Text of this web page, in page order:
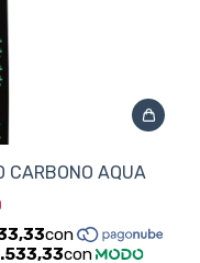
CARBONO AQUA